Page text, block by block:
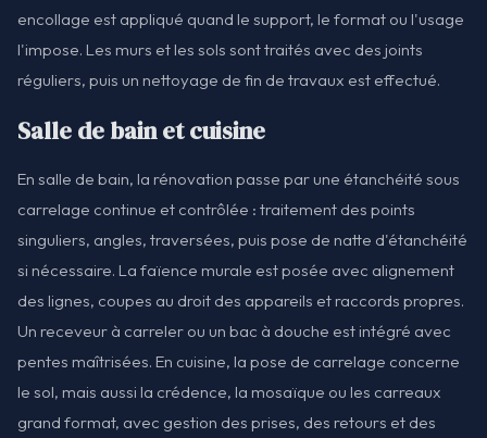
encollage est appliqué quand le support, le format ou l'usage
l'impose. Les murs et les sols sont traités avec des joints
réguliers, puis un nettoyage de fin de travaux est effectué.
Salle de bain et cuisine
En salle de bain, la rénovation passe par une étanchéité sous
carrelage continue et contrôlée : traitement des points
singuliers, angles, traversées, puis pose de natte d'étanchéité
si nécessaire. La faïence murale est posée avec alignement
des lignes, coupes au droit des appareils et raccords propres.
Un receveur à carreler ou un bac à douche est intégré avec
pentes maîtrisées. En cuisine, la pose de carrelage concerne
le sol, mais aussi la crédence, la mosaïque ou les carreaux
grand format, avec gestion des prises, des retours et des